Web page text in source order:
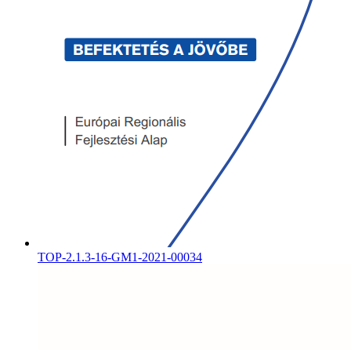
TOP-2.1.3-16-GM1-2021-00034